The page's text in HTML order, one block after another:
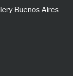
Buenos Aires